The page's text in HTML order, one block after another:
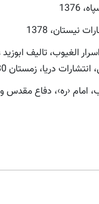
الغیوب، تالیف
دریا، زمستان 1380
امام ‹ره›، دفاع مقدس